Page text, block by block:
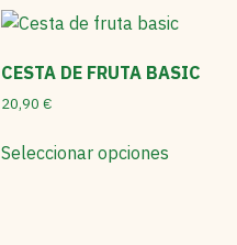
CESTA DE FRUTA BASIC
20,90 €
Seleccionar opciones